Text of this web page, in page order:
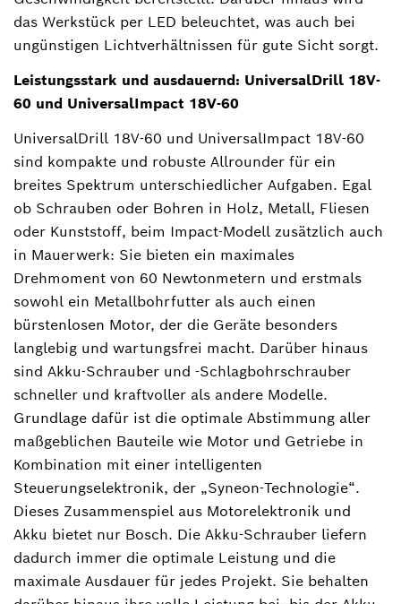
das Werkstück per LED beleuchtet, was auch bei
ungünstigen Lichtverhältnissen für gute Sicht sorgt.
Leistungsstark und ausdauernd: UniversalDrill 18V-
60 und UniversalImpact 18V-60
UniversalDrill 18V-60 und UniversalImpact 18V-60
sind kompakte und robuste Allrounder für ein
breites Spektrum unterschiedlicher Aufgaben. Egal
ob Schrauben oder Bohren in Holz, Metall, Fliesen
oder Kunststoff, beim Impact-Modell zusätzlich auch
in Mauerwerk: Sie bieten ein maximales
Drehmoment von 60 Newtonmetern und erstmals
sowohl ein Metallbohrfutter als auch einen
bürstenlosen Motor, der die Geräte besonders
langlebig und wartungsfrei macht. Darüber hinaus
sind Akku-Schrauber und -Schlagbohrschrauber
schneller und kraftvoller als andere Modelle.
Grundlage dafür ist die optimale Abstimmung aller
maßgeblichen Bauteile wie Motor und Getriebe in
Kombination mit einer intelligenten
Steuerungselektronik, der „Syneon-Technologie“.
Dieses Zusammenspiel aus Motorelektronik und
Akku bietet nur Bosch. Die Akku-Schrauber liefern
dadurch immer die optimale Leistung und die
maximale Ausdauer für jedes Projekt. Sie behalten